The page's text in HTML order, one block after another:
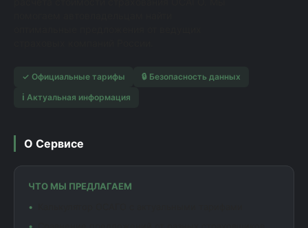
✓ Официальные тарифы
🔒 Безопасность данных
ℹ️ Актуальная информация
О Сервисе
ЧТО МЫ ПРЕДЛАГАЕМ